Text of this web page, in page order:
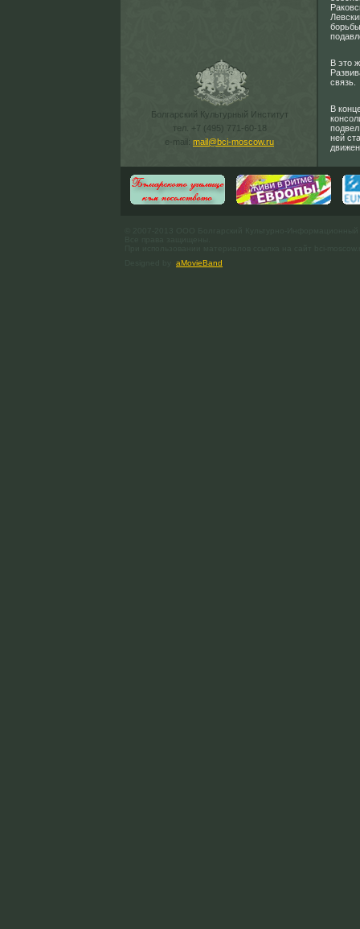
Болгарский Культурный Институт
тел. +7 (495) 771-60-18
e-mail: mail@bci-moscow.ru
В это
связь.
В
ней
aMovieBand